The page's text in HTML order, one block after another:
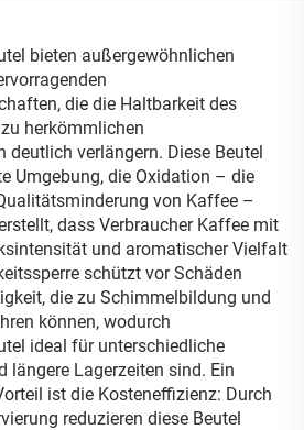
bieten außergewöhnlichen
die die Haltbarkeit des
herkömmlichen
deutlich verlängern. Diese Beutel
Umgebung, die Oxidation – die
von Kaffee –
dass Verbraucher Kaffee mit
und aromatischer Vielfalt
schützt vor Schäden
die zu Schimmelbildung und
können, wodurch
ideal für unterschiedliche
längere Lagerzeiten sind. Ein
ist die Kosteneffizienz: Durch
reduzieren diese Beutel